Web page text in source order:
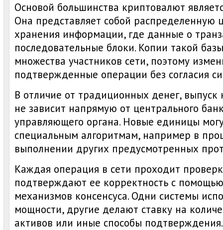
Основой большинства криптовалют
Она представляет собой распределенную
хранения информации, где данные о
последовательные блоки. Копии такой
множества участников сети, поэтому
подтвержденные операции без согласия
В отличие от традиционных денег,
не зависит напрямую от центрального
управляющего органа. Новые единицы
специальным алгоритмам, например в
выполнении других предусмотренных
Каждая операция в сети проходит
подтверждают ее корректность с
механизмов консенсуса. Одни системы
мощности, другие делают ставку на
активов или иные способы подтверждения.